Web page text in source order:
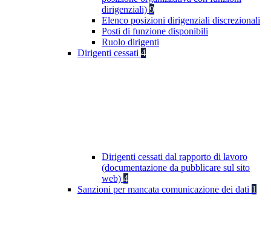
dirigenziali) 9
Elenco posizioni dirigenziali discrezionali
Posti di funzione disponibili
Ruolo dirigenti
Dirigenti cessati 4
Dirigenti cessati dal rapporto di lavoro
(documentazione da pubblicare sul sito
web) 4
Sanzioni per mancata comunicazione dei dati 1